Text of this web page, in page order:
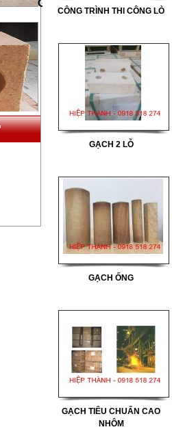
GẠCH
GẠCH
CÔNG TRÌNH THI CÔNG LÒ
GẠCH 2 LỖ
GẠCH ỐNG
GẠCH TIÊU CHUẨN CAO
NHÔM